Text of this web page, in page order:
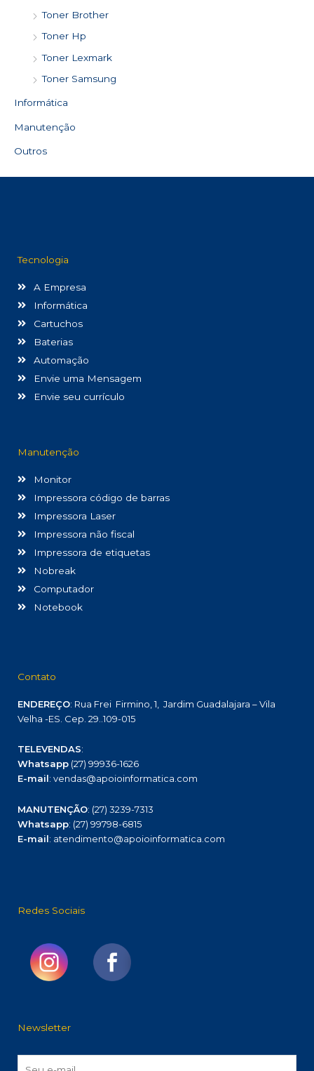
Toner Brother
Toner Hp
Toner Lexmark
Toner Samsung
Informática
Manutenção
Outros
Tecnologia
A Empresa
Informática
Cartuchos
Baterias
Automação
Envie uma Mensagem
Envie seu currículo
Manutenção
Monitor
Impressora código de barras
Impressora Laser
Impressora não fiscal
Impressora de etiquetas
Nobreak
Computador
Notebook
Contato
ENDEREÇO: Rua Frei Firmino, 1, Jardim Guadalajara – Vila
Velha -ES. Cep. 29..109-015
TELEVENDAS:
Whatsapp (27) 99936-1626
E-mail: vendas@apoioinformatica.com
MANUTENÇÃO: (27) 3239-7313
Whatsapp: (27) 99798-6815
E-mail: atendimento@apoioinformatica.com
Redes Sociais
Newsletter